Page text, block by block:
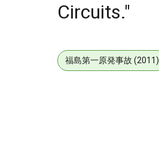
Circuits."
福島第一原発事故 (2011)